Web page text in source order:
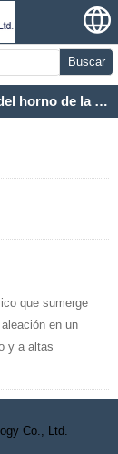
Buscar
Máquina caliente del horno de enfriamiento del horno de la correa de malla de la venta con la función de templado
que sumerge
en un
y a altas
Co., Ltd.